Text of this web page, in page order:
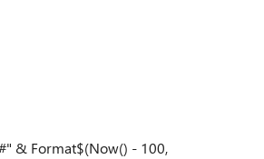
& Format$(Now() - 100,